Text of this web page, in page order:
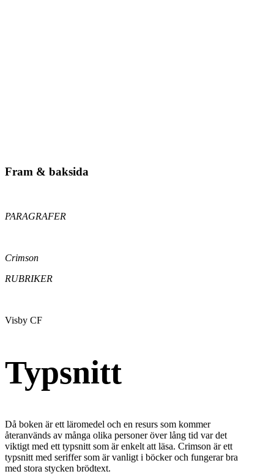
Fram & baksida
PARAGRAFER
Crimson
RUBRIKER
Visby CF
Typsnitt
Då boken är ett läromedel och en resurs som kommer
återanvänds av många olika personer över lång tid var det
viktigt med ett typsnitt som är enkelt att läsa. Crimson är ett
typsnitt med seriffer som är vanligt i böcker och fungerar bra
med stora stycken brödtext.